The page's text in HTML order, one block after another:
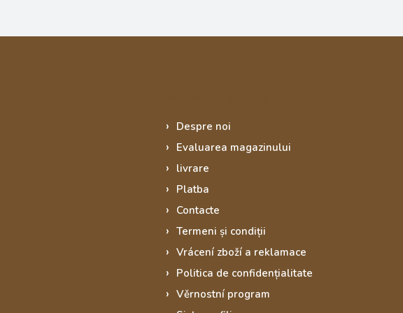
Despre noi
Evaluarea magazinului
livrare
Platba
Contacte
Termeni și condiții
Vrácení zboží a reklamace
Politica de confidențialitate
Věrnostní program